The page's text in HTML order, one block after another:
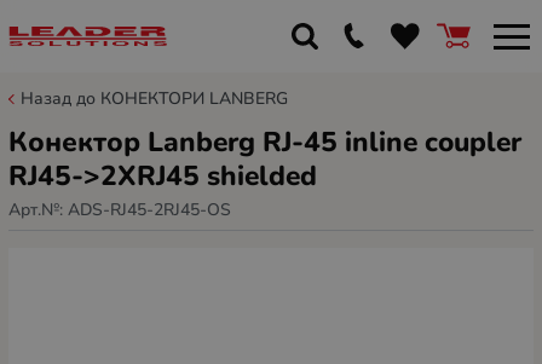
Назад до КОНЕКТОРИ LANBERG
Конектор Lanberg RJ-45 inline coupler
RJ45->2XRJ45 shielded
Арт.№: ADS-RJ45-2RJ45-OS